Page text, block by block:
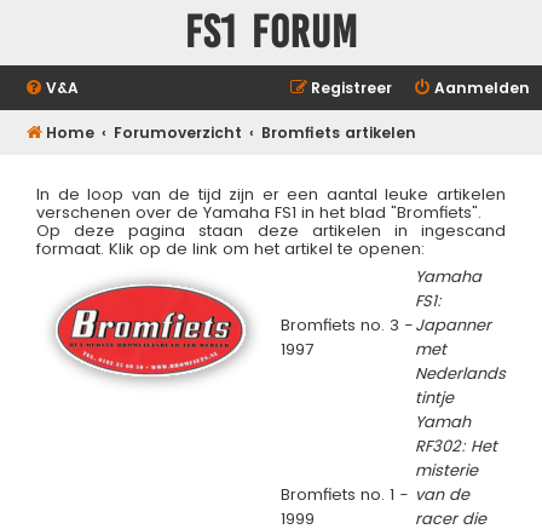
FS1 forum
V&A Aanmelden
Registreer
Home Forumoverzicht Bromfiets artikelen
In de loop van de tijd zijn er een aantal leuke artikelen
verschenen over de Yamaha FS1 in het blad "Bromfiets".
Op deze pagina staan deze artikelen in ingescand
formaat. Klik op de link om het artikel te openen:
Bromfiets no. 3 -
1997
Yamaha
FS1:
Japanner
met
Nederlands
tintje
Bromfiets no. 1 -
1999
Yamah
RF302: Het
misterie
van de
racer die